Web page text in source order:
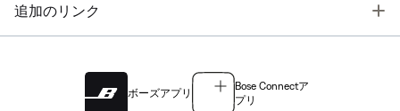
追加のリンク
ボーズアプリ
Bose Connectア
プリ